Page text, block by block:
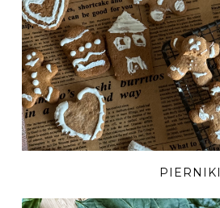
PIERNIKI